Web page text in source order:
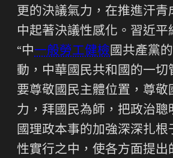
更的決議氣力，在推進汗青
中起著決議性感化。習近平
“中一般勞工健檢國共產黨
動，中華國民共和國的一切
要尊敬國民主體位置，尊敬
力，拜國民為師，把政治聰
國理政本事的加強深深扎根
性實行之中，使各方面提出